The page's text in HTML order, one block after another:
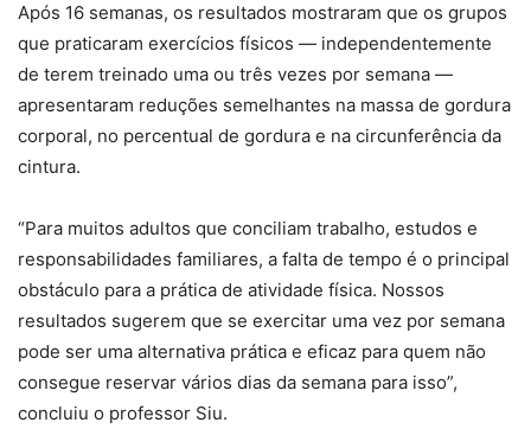
Após 16 semanas, os resultados mostraram que os grupos
que praticaram exercícios físicos — independentemente
de terem treinado uma ou três vezes por semana —
apresentaram reduções semelhantes na massa de gordura
corporal, no percentual de gordura e na circunferência da
cintura.
“Para muitos adultos que conciliam trabalho, estudos e
responsabilidades familiares, a falta de tempo é o principal
obstáculo para a prática de atividade física. Nossos
resultados sugerem que se exercitar uma vez por semana
pode ser uma alternativa prática e eficaz para quem não
consegue reservar vários dias da semana para isso”,
concluiu o professor Siu.